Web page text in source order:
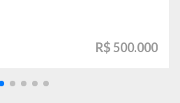
R$ 500.000